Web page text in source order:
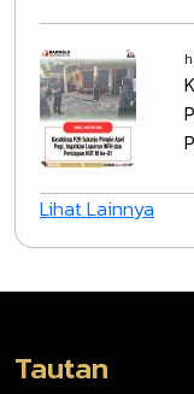
Lihat Lainnya
Tautan